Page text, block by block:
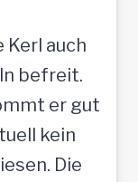
Kerl auch
befreit.
er gut
kein
Die